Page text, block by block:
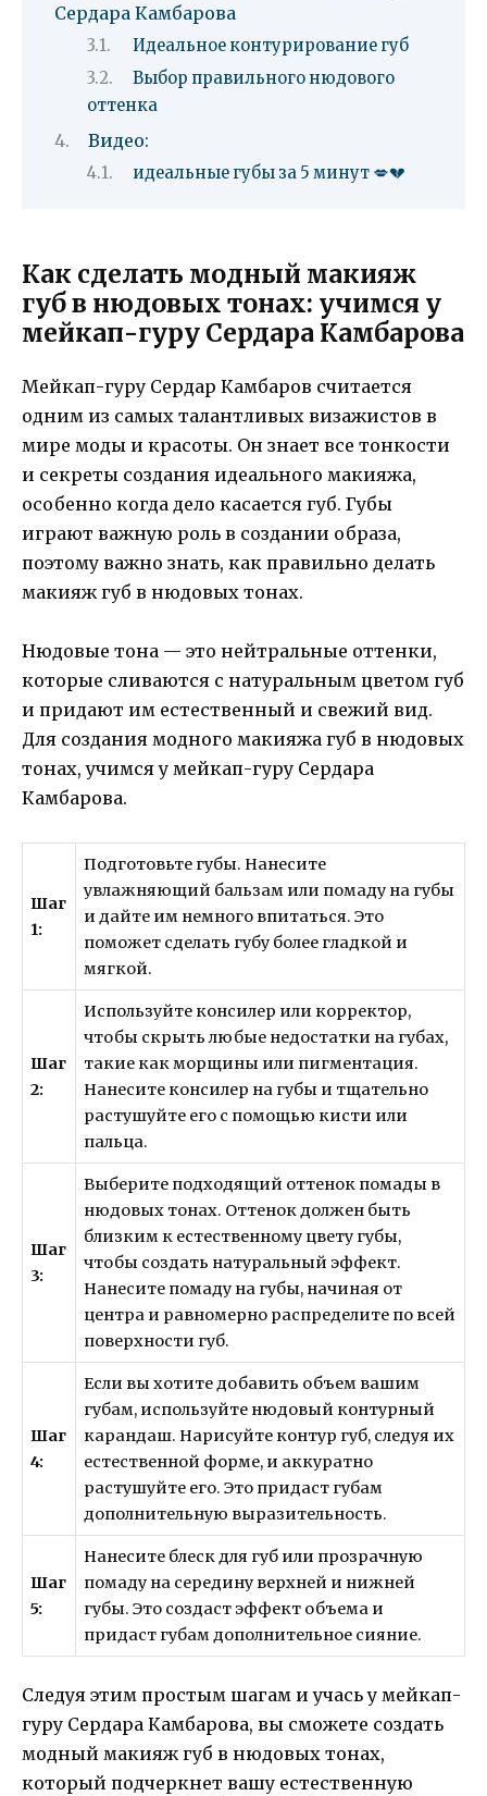
Сердара Камбарова
Идеальное контурирование губ
Выбор правильного нюдового
оттенка
Видео:
идеальные губы за 5 минут 💋💔
Как сделать модный макияж
губ в нюдовых тонах: учимся у
мейкап-гуру Сердара Камбарова
Мейкап-гуру Сердар Камбаров считается
одним из самых талантливых визажистов в
мире моды и красоты. Он знает все тонкости
и секреты создания идеального макияжа,
особенно когда дело касается губ. Губы
играют важную роль в создании образа,
поэтому важно знать, как правильно делать
макияж губ в нюдовых тонах.
Нюдовые тона — это нейтральные оттенки,
которые сливаются с натуральным цветом губ
и придают им естественный и свежий вид.
Для создания модного макияжа губ в нюдовых
тонах, учимся у мейкап-гуру Сердара
Камбарова.
Шаг
1:
Подготовьте губы. Нанесите
увлажняющий бальзам или помаду на губы
и дайте им немного впитаться. Это
поможет сделать губу более гладкой и
мягкой.
Шаг
2:
Используйте консилер или корректор,
чтобы скрыть любые недостатки на губах,
такие как морщины или пигментация.
Нанесите консилер на губы и тщательно
растушуйте его с помощью кисти или
пальца.
Шаг
3:
Выберите подходящий оттенок помады в
нюдовых тонах. Оттенок должен быть
близким к естественному цвету губы,
чтобы создать натуральный эффект.
Нанесите помаду на губы, начиная от
центра и равномерно распределите по всей
поверхности губ.
Шаг
4:
Если вы хотите добавить объем вашим
губам, используйте нюдовый контурный
карандаш. Нарисуйте контур губ, следуя их
естественной форме, и аккуратно
растушуйте его. Это придаст губам
дополнительную выразительность.
Шаг
5:
Нанесите блеск для губ или прозрачную
помаду на середину верхней и нижней
губы. Это создаст эффект объема и
придаст губам дополнительное сияние.
Следуя этим простым шагам и учась у мейкап-
гуру Сердара Камбарова, вы сможете создать
модный макияж губ в нюдовых тонах,
который подчеркнет вашу естественную